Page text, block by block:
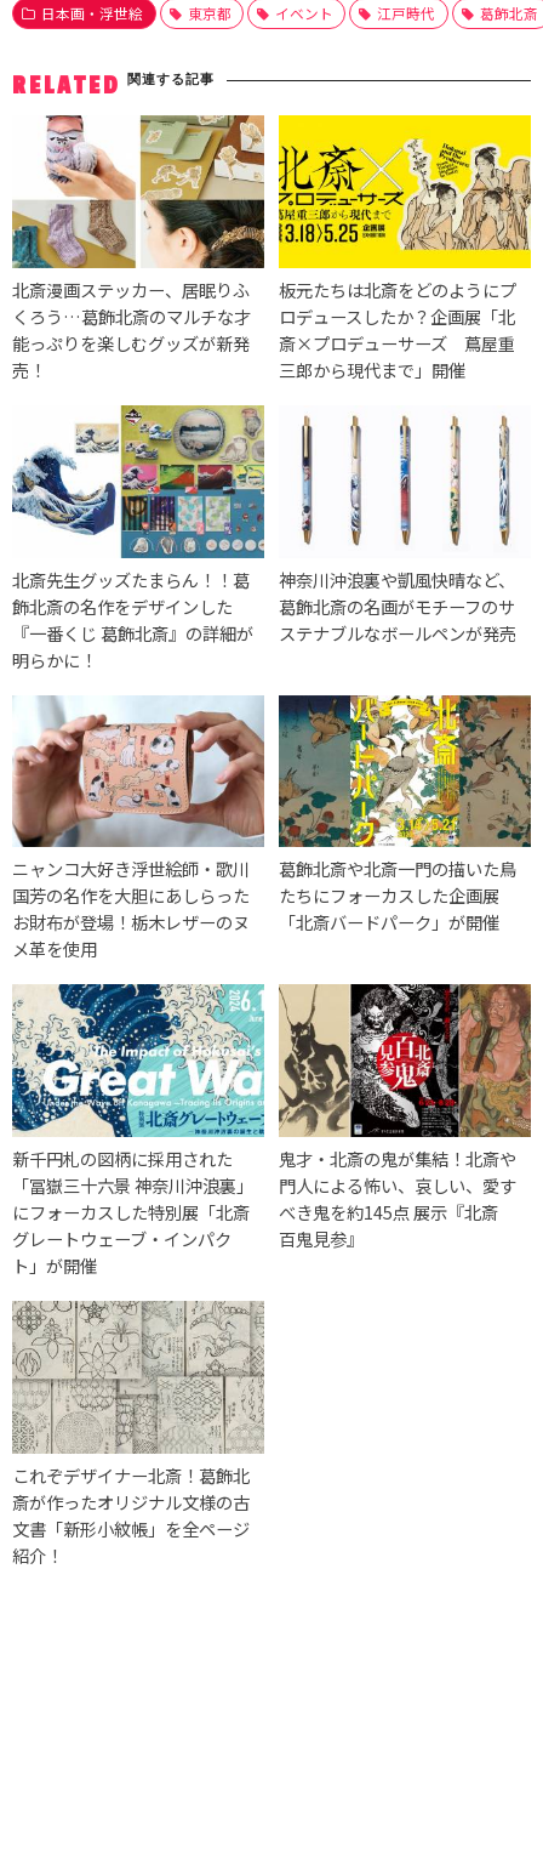
日本画・浮世絵 東京都 イベント 江戸時代 葛飾北斎
RELATED 関連する記事
北斎漫画ステッカー、居眠りふ
くろう…葛飾北斎のマルチな才
能っぷりを楽しむグッズが新発
売！
板元たちは北斎をどのようにプ
ロデュースしたか？企画展「北
斎×プロデューサーズ 蔦屋重
三郎から現代まで」開催
北斎先生グッズたまらん！！葛
飾北斎の名作をデザインした
『一番くじ 葛飾北斎』の詳細が
明らかに！
神奈川沖浪裏や凱風快晴など、
葛飾北斎の名画がモチーフのサ
ステナブルなボールペンが発売
ニャンコ大好き浮世絵師・歌川
国芳の名作を大胆にあしらった
お財布が登場！栃木レザーのヌ
メ革を使用
葛飾北斎や北斎一門の描いた鳥
たちにフォーカスした企画展
「北斎バードパーク」が開催
新千円札の図柄に採用された
「冨嶽三十六景 神奈川沖浪裏」
にフォーカスした特別展「北斎
グレートウェーブ・インパク
ト」が開催
鬼才・北斎の鬼が集結！北斎や
門人による怖い、哀しい、愛す
べき鬼を約145点 展示『北斎
百鬼見参』
これぞデザイナー北斎！葛飾北
斎が作ったオリジナル文様の古
文書「新形小紋帳」を全ページ
紹介！